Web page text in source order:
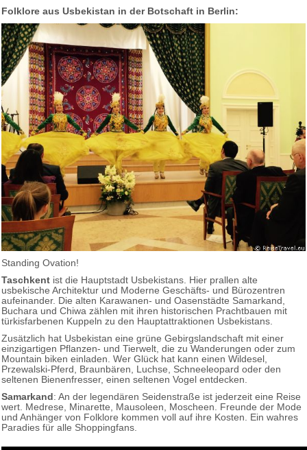
Folklore aus Usbekistan in der Botschaft in Berlin:
Standing Ovation!
Taschkent ist die Hauptstadt Usbekistans. Hier prallen alte
usbekische Architektur und Moderne Geschäfts- und Bürozentren
aufeinander. Die alten Karawanen- und Oasenstädte Samarkand,
Buchara und Chiwa zählen mit ihren historischen Prachtbauen mit
türkisfarbenen Kuppeln zu den Hauptattraktionen Usbekistans.
Zusätzlich hat Usbekistan eine grüne Gebirgslandschaft mit einer
einzigartigen Pflanzen- und Tierwelt, die zu Wanderungen oder zum
Mountain biken einladen. Wer Glück hat kann einen Wildesel,
Przewalski-Pferd, Braunbären, Luchse, Schneeleopard oder den
seltenen Bienenfresser, einen seltenen Vogel entdecken.
Samarkand : An der legendären Seidenstraße ist jederzeit eine Reise
wert. Medrese, Minarette, Mausoleen, Moscheen. Freunde der Mode
und Anhänger von Folklore kommen voll auf ihre Kosten. Ein wahres
Paradies für alle Shoppingfans.